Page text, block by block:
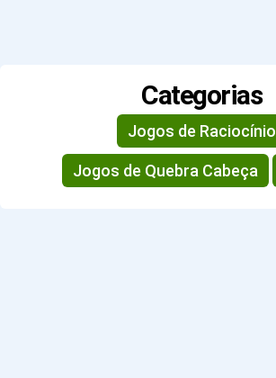
Categorias
Jogos de Raciocínio
Jogos de Quebra Cabeça